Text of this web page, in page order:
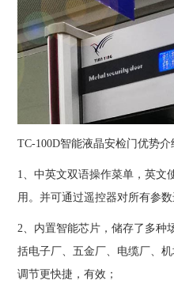
TC-100D智能液晶安检门优势介
1
、中英文双语操作菜单，英
用。并可通过遥控器对所有参数
2 、内置智能芯片，储存了多
括电子厂、五金厂、电缆厂、
调节更快捷，有效；